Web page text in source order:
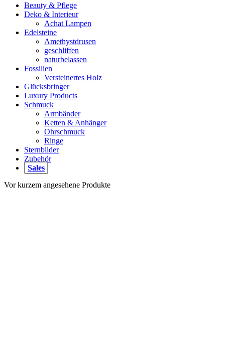
Beauty & Pflege
Deko & Interieur
Achat Lampen
Edelsteine
Amethystdrusen
geschliffen
naturbelassen
Fossilien
Versteinertes Holz
Glücksbringer
Luxury Products
Schmuck
Armbänder
Ketten & Anhänger
Ohrschmuck
Ringe
Sternbilder
Zubehör
Sales
Vor kurzem angesehene Produkte